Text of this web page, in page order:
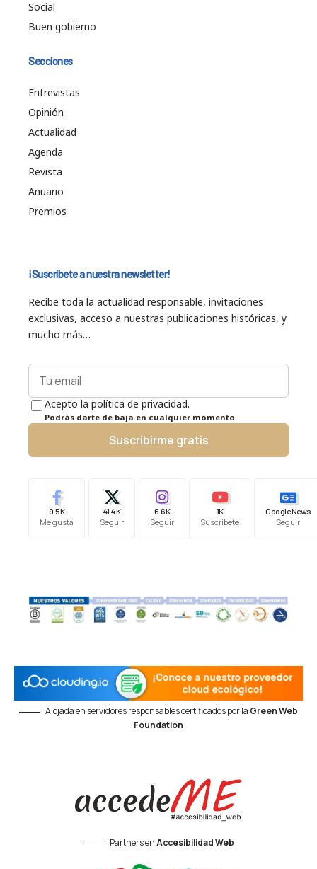
Social
Buen gobierno
Secciones
Entrevistas
Opinión
Actualidad
Agenda
Revista
Anuario
Premios
¡Suscríbete a nuestra newsletter!
Recibe toda la actualidad responsable, invitaciones
exclusivas, acceso a nuestras publicaciones históricas, y
mucho más…
Acepto la política de privacidad.
Podrás darte de baja en cualquier momento.
Suscribirme gratis
9.5K
Me gusta
41.4K
Seguir
6.6K
Seguir
1K
Suscríbete
Google News
Seguir
Alojada en servidores responsables certificados por la Green Web
Foundation
Partners enAccesibilidad Web